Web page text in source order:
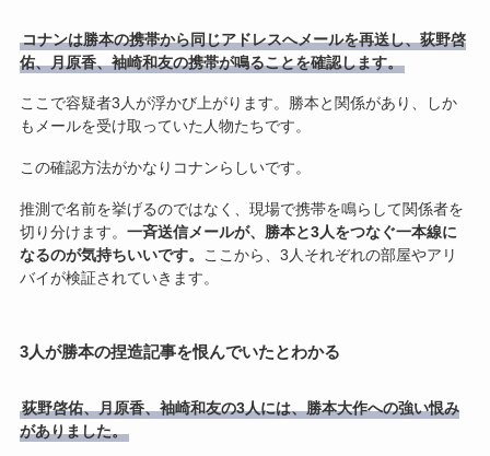
コナンは勝本の携帯から同じアドレスへメールを再送し、荻野啓
佑、月原香、袖崎和友の携帯が鳴ることを確認します。
ここで容疑者3人が浮かび上がります。勝本と関係があり、しか
もメールを受け取っていた人物たちです。
この確認方法がかなりコナンらしいです。
推測で名前を挙げるのではなく、現場で携帯を鳴らして関係者を
切り分けます。 一斉送信メールが、勝本と3人をつなぐ一本線に
なるのが気持ちいいです。
ここから、3人それぞれの部屋やアリ
バイが検証されていきます。
3人が勝本の捏造記事を恨んでいたとわかる
荻野啓佑、月原香、袖崎和友の3人には、勝本大作への強い恨み
がありました。